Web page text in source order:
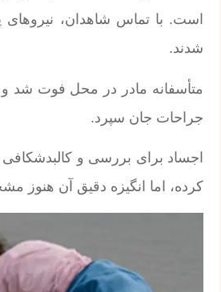
است. با تماس شاهدان،
شدند.
متأسفانه مادر در محل فوت شد و
جراحات جان سپرد.
اجساد برای بررسی و
کرده، اما انگیزه دقیق آن هنوز